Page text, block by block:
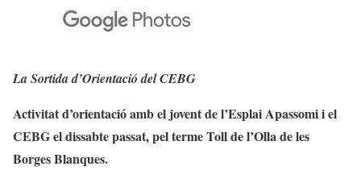
La Sortida d’Orientació del CEBG
Activitat d’orientació amb el jovent de l’Esplai Apassomi i el
CEBG el dissabte passat, pel terme Toll de l’Olla de les
Borges Blanques.